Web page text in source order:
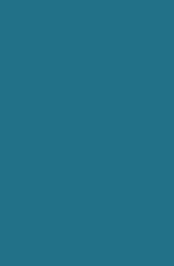
nucleares
das reais
contribui
e da
militar da
do
propulsão de
de uso em
além de